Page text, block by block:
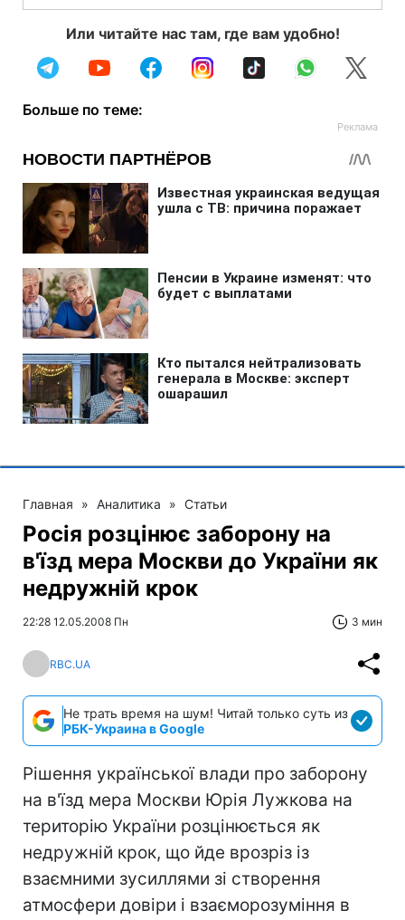
Или читайте нас там, где вам удобно!
Больше по теме:
Главная » Аналитика » Статьи
Росія розцінює заборону на
в'їзд мера Москви до України як
недружній крок
22:28 12.05.2008 Пн 3 мин
RBC.UA
Не трать время на шум! Читай только суть из
РБК-Украина в Google
Рішення української влади про заборону
на в'їзд мера Москви Юрія Лужкова на
територію України розцінюється як
недружній крок, що йде врозріз із
взаємними зусиллями зі створення
атмосфери довіри і взаєморозуміння в